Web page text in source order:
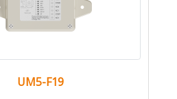
UM5-F19